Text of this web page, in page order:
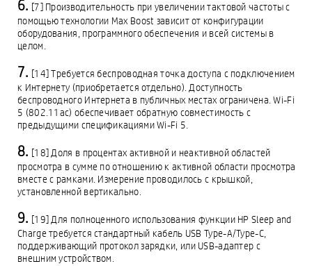
[7] Производительность при увеличении тактовой частоты с
помощью технологии Max Boost зависит от конфигурации
оборудования, программного обеспечения и всей системы в
целом.
[14] Требуется беспроводная точка доступа с подключением
к Интернету (приобретается отдельно). Доступность
беспроводного Интернета в публичных местах ограничена. Wi-Fi
5 (802.11ac) обеспечивает обратную совместимость с
предыдущими спецификациями Wi-Fi 5.
[18] Доля в процентах активной и неактивной областей
просмотра в сумме по отношению к активной области просмотра
вместе с рамками. Измерение проводилось с крышкой,
установленной вертикально.
[19] Для полноценного использования функции HP Sleep and
Charge требуется стандартный кабель USB Type-A/Type-C,
поддерживающий протокол зарядки, или USB-адаптер с
внешним устройством.